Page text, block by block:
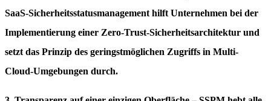
SaaS-Sicherheitsstatusmanagement hilft Unternehmen bei der
Implementierung einer Zero-Trust-Sicherheitsarchitektur und
setzt das Prinzip des geringstmöglichen Zugriffs in Multi-
Cloud-Umgebungen durch.